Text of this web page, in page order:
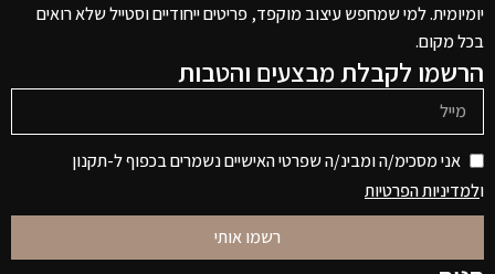
יומיומית. למי שמחפש עיצוב מוקפד, פריטים ייחודיים וסטייל שלא רואים
בכל מקום.
הרשמו לקבלת מבצעים והטבות
אני מסכימ/ה ומבינ/ה שפרטי האישיים נשמרים בכפוף ל-תקנון
ולמדיניות הפרטיות
רשמו אותי